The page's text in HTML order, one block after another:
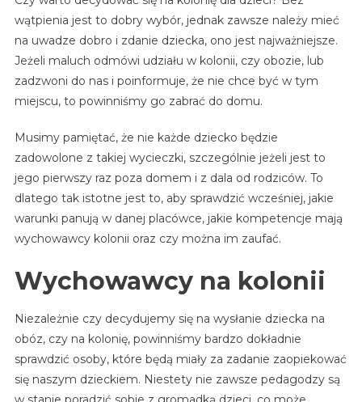
wątpienia jest to dobry wybór, jednak zawsze należy mieć
na uwadze dobro i zdanie dziecka, ono jest najważniejsze.
Jeżeli maluch odmówi udziału w kolonii, czy obozie, lub
zadzwoni do nas i poinformuje, że nie chce być w tym
miejscu, to powinniśmy go zabrać do domu.
Musimy pamiętać, że nie każde dziecko będzie
zadowolone z takiej wycieczki, szczególnie jeżeli jest to
jego pierwszy raz poza domem i z dala od rodziców. To
dlatego tak istotne jest to, aby sprawdzić wcześniej, jakie
warunki panują w danej placówce, jakie kompetencje mają
wychowawcy kolonii oraz czy można im zaufać.
Wychowawcy na kolonii
Niezależnie czy decydujemy się na wysłanie dziecka na
obóz, czy na kolonię, powinniśmy bardzo dokładnie
sprawdzić osoby, które będą miały za zadanie zaopiekować
się naszym dzieckiem. Niestety nie zawsze pedagodzy są